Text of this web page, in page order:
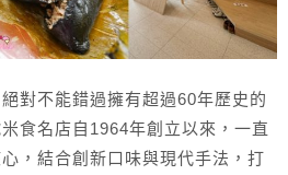
對不能錯過擁有超過60年歷史的
食名店自1964年創立以來，一直
，結合創新口味與現代手法，打